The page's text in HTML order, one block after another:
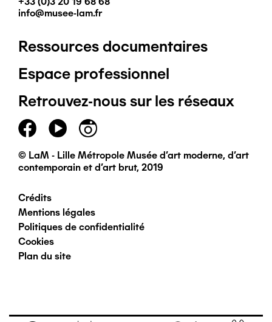
info@musee-lam.fr
Pied
de
page
principal
Ressources documentaires
Espace professionnel
Retrouvez-nous sur les réseaux
© LaM - Lille Métropole Musée d'art moderne, d'art
contemporain et d'art brut, 2019
Pied
de
page
Crédits
Mentions légales
Politiques de confidentialité
Cookies
Plan du site